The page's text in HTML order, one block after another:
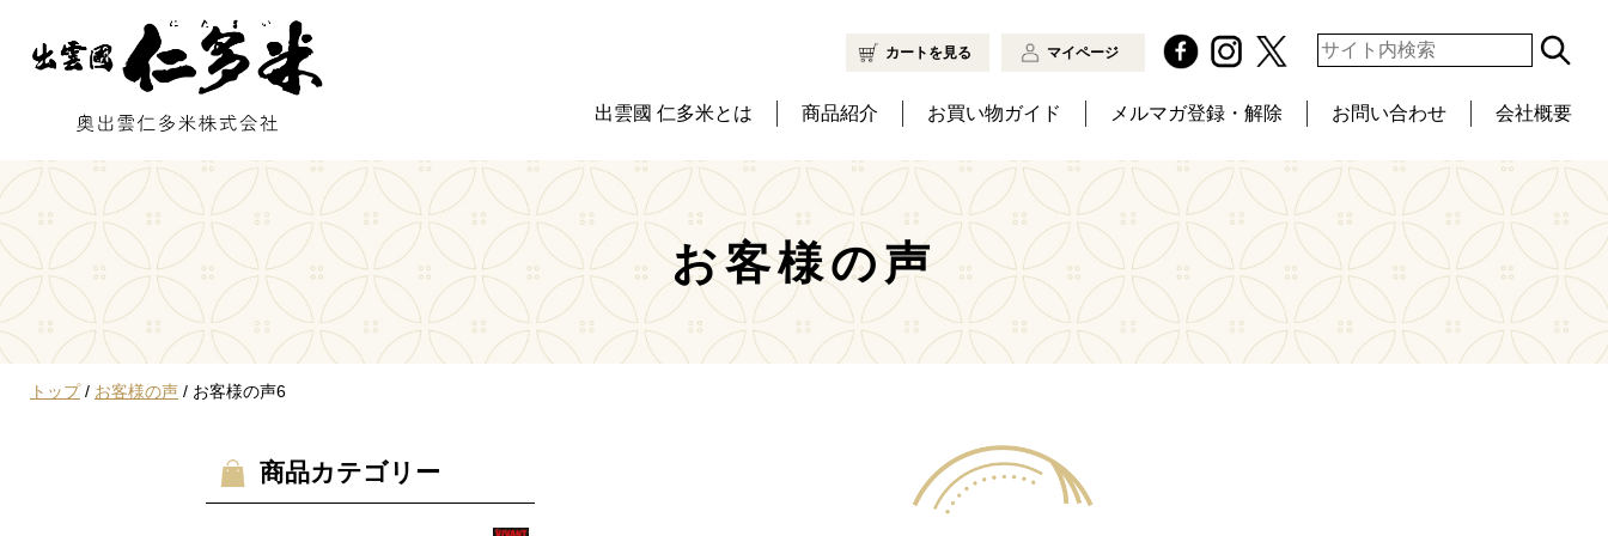
カートを見る マイページ
出雲國 仁多米とは 商品紹介 お買い物ガイド メルマガ登録・解除 お問い合わせ 会社概要
お客様の声
現
トップ/ お客様の声 / お客様の声6
商品カテゴリー